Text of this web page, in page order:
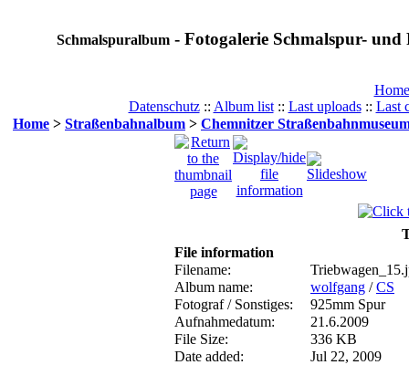
Schmalspuralbum- Fotogalerie Schmalspur-
Home
Datenschutz:: Album list:: Last uploads:: Last
Home > Straßenbahnalbum > Chemnitzer
File information
Filename:
Album name:
wolfgang /CS
Fotograf / Sonstiges:
925mm Spur
Aufnahmedatum:
21.6.2009
File Size:
336 KB
Date added:
Jul 22, 2009